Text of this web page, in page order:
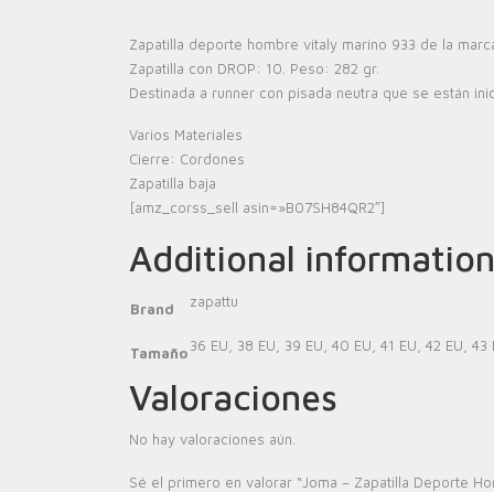
Zapatilla deporte hombre vitaly marino 933 de la
Zapatilla con DROP: 10. Peso: 282 gr.
Destinada a runner con pisada neutra que se están
Varios Materiales
Cierre: Cordones
Zapatilla baja
[amz_corss_sell asin=»B07SH84QR2″]
Additional information
Brand zapattu
Tamaño36 EU 38 EU 39 EU 40 EU 41 EU 42 EU 43
Valoraciones
No hay valoraciones aún.
Sé el primero en valorar “Joma – Zapatilla Deporte